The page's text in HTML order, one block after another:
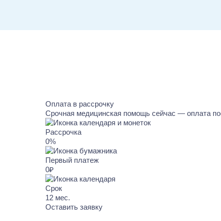
Оплата в рассрочку
Срочная медицинская помощь сейчас — оплата
Рассрочка
0%
Первый платеж
0₽
Срок
12 мес.
Оставить заявку